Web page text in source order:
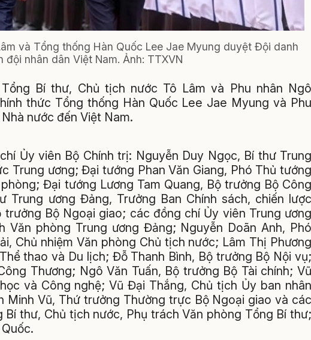
và Tổng thống Hàn Quốc Lee Jae Myung duyệt Đội danh
đội nhân dân Việt Nam. Ảnh: TTXVN
Bí thư, Chủ tịch nước Tô Lâm và Phu nhân Ngô
thức Tổng thống Hàn Quốc Lee Jae Myung và Phu
nước đến Việt Nam.
Ủy viên Bộ Chính trị: Nguyễn Duy Ngọc, Bí thư Trung
Trung ương; Đại tướng Phan Văn Giang, Phó Thủ tướng
Đại tướng Lương Tam Quang, Bộ trưởng Bộ Công
Trung ương Đảng, Trưởng Ban Chính sách, chiến lược
trưởng Bộ Ngoại giao; các đồng chí Ủy viên Trung ương
Văn phòng Trung ương Đảng; Nguyễn Doãn Anh, Phó
Chủ nhiệm Văn phòng Chủ tịch nước; Lâm Thị Phương
thao và Du lịch; Đỗ Thanh Bình, Bộ trưởng Bộ Nội vụ;
Thương; Ngô Văn Tuấn, Bộ trưởng Bộ Tài chính; Vũ
và Công nghệ; Vũ Đại Thắng, Chủ tịch Ủy ban nhân
Minh Vũ, Thứ trưởng Thường trực Bộ Ngoại giao và các
Bí thư, Chủ tịch nước, Phụ trách Văn phòng Tổng Bí thư;